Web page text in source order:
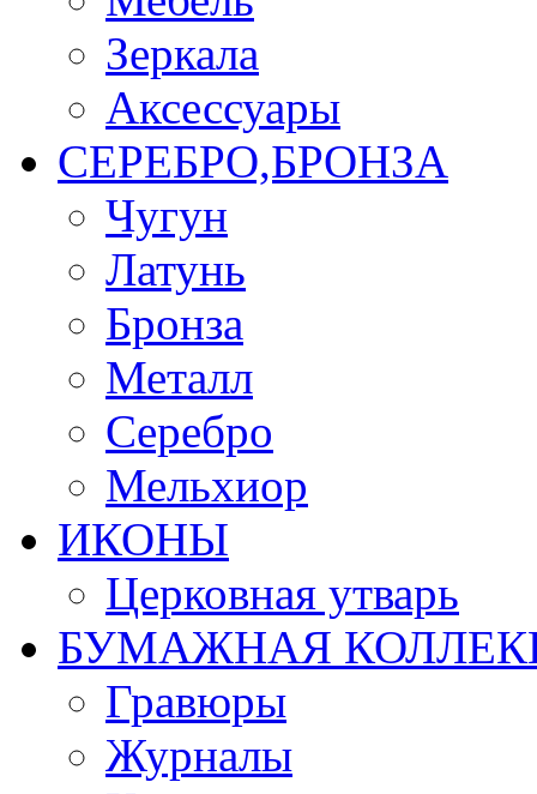
Зеркала
Аксессуары
СЕРЕБРО,БРОНЗА
Чугун
Латунь
Бронза
Металл
Серебро
Мельхиор
ИКОНЫ
Церковная утварь
БУМАЖНАЯ
Гравюры
Журналы